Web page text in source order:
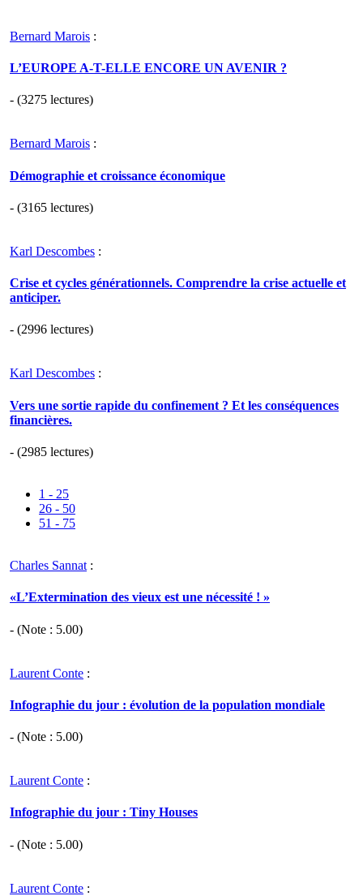
Bernard Marois :
L’EUROPE A-T-ELLE ENCORE UN AVENIR ?
- (3275 lectures)
Bernard Marois :
Démographie et croissance économique
- (3165 lectures)
Karl Descombes :
Crise et cycles générationnels. Comprendre la crise actuelle et
anticiper.
- (2996 lectures)
Karl Descombes :
Vers une sortie rapide du confinement ? Et les conséquences
financières.
- (2985 lectures)
1 - 25
26 - 50
51 - 75
Charles Sannat :
«L’Extermination des vieux est une nécessité ! »
- (Note : 5.00)
Laurent Conte :
Infographie du jour : évolution de la population mondiale
- (Note : 5.00)
Laurent Conte :
Infographie du jour : Tiny Houses
- (Note : 5.00)
Laurent Conte :